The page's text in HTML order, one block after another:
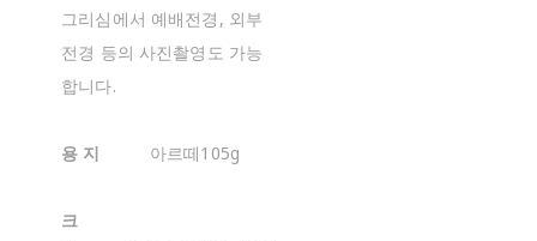
그리심에서 예배전경, 외부
전경 등의 사진촬영도 가능
합니다.
용 지 아르떼105g
크